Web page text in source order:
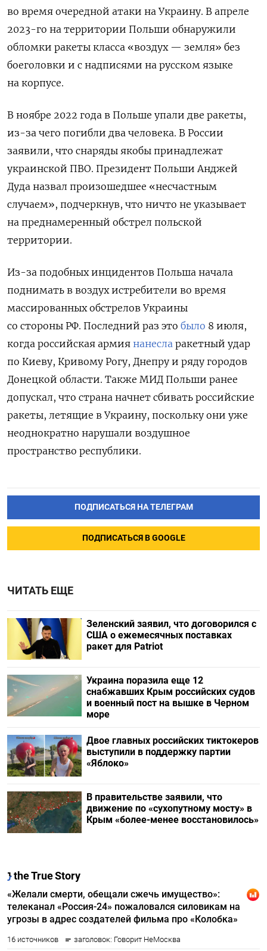
во время очередной атаки на Украину. В апреле
2023-го на территории Польши обнаружили
обломки ракеты класса «воздух — земля» без
боеголовки и с надписями на русском языке
на корпусе.
В ноябре 2022 года в Польше упали две ракеты,
из-за чего погибли два человека. В России
заявили, что снаряды якобы принадлежат
украинской ПВО. Президент Польши Анджей
Дуда назвал произошедшее «несчастным
случаем», подчеркнув, что ничто не указывает
на преднамеренный обстрел польской
территории.
Из-за подобных инцидентов Польша начала
поднимать в воздух истребители во время
массированных обстрелов Украины
со стороны РФ. Последний раз это было 8 июля,
когда российская армия нанесла ракетный удар
по Киеву, Кривому Рогу, Днепру и ряду городов
Донецкой области. Также МИД Польши ранее
допускал, что страна начнет сбивать российские
ракеты, летящие в Украину, поскольку они уже
неоднократно нарушали воздушное
пространство республики.
ПОДПИСАТЬСЯ НА ТЕЛЕГРАМ
ПОДПИСАТЬСЯ В GOOGLE
ЧИТАТЬ ЕЩЕ
Зеленский заявил, что договорился с
США о ежемесячных поставках
ракет для Patriot
Украина поразила еще 12
снабжавших Крым российских судов
и военный пост на вышке в Черном
море
Двое главных российских тиктокеров
выступили в поддержку партии
«Яблоко»
В правительстве заявили, что
движение по «сухопутному мосту» в
Крым «более-менее восстановилось»